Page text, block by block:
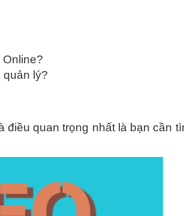
quản lý?
điều quan trọng nhất là bạn cần